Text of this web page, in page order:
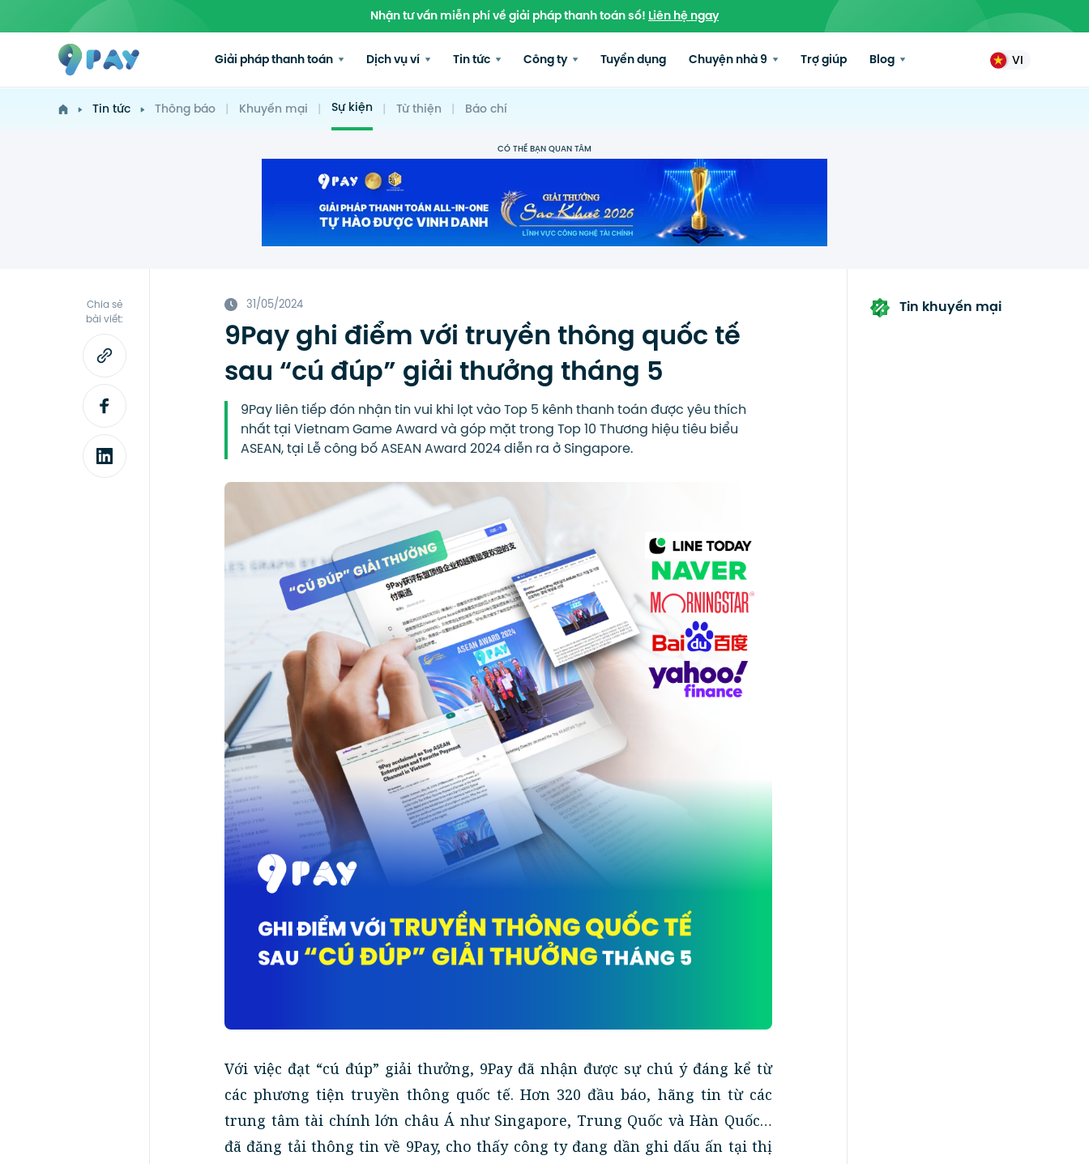
Nhận tư vấn miễn phí về giải pháp thanh toán số!Liên hệ ngay
Giải pháp thanh toán Dịch vụ ví Tin tức Công ty Tuyển dụng Chuyện nhà 9 Trợ giúp Blog VI
Tin tức Thông báo | Khuyến mại | Sự kiện | Từ thiện | Báo chí
CÓ THỂ BẠN QUAN TÂM
Chia sẻ
bài viết:
31/05/2024
9Pay ghi điểm với truyền thông quốc tế
sau “cú đúp” giải thưởng tháng 5
9Pay liên tiếp đón nhận tin vui khi lọt vào Top 5 kênh thanh toán được yêu thích
nhất tại Vietnam Game Award và góp mặt trong Top 10 Thương hiệu tiêu biểu
ASEAN, tại Lễ công bố ASEAN Award 2024 diễn ra ở Singapore.
Với việc đạt “cú đúp” giải thưởng, 9Pay đã nhận được sự chú ý đáng kể từ
các phương tiện truyền thông quốc tế. Hơn 320 đầu báo, hãng tin từ các
trung tâm tài chính lớn châu Á như Singapore, Trung Quốc và Hàn Quốc…
đã đăng tải thông tin về 9Pay, cho thấy công ty đang dần ghi dấu ấn tại thị
Tin khuyến mại